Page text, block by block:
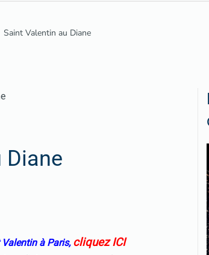
Saint Valentin au Diane
Diane
à Paris, cliquez ICI